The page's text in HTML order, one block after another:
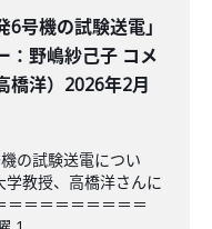
6号機の試験送電」
：野嶋紗己子 コメ
橋洋）2026年2月
の試験送電につい
教授、高橋洋さんに
＝＝＝＝＝＝＝＝